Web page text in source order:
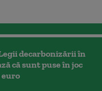
decarbonizării în
că sunt puse în joc
euro